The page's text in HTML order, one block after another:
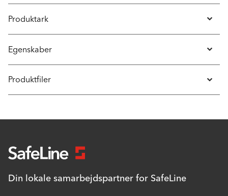
Produktark
Egenskaber
Produktfiler
Din lokale samarbejdspartner for SafeLine